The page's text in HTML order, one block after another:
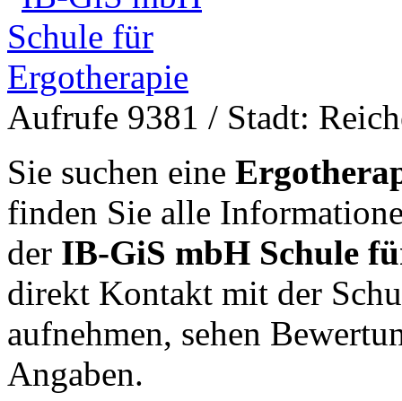
Aufrufe 9381 / Stadt:
Sie suchen eine
finden Sie alle
der IB-GiS mbH Schule
direkt Kontakt mit der
aufnehmen, sehen
Angaben.